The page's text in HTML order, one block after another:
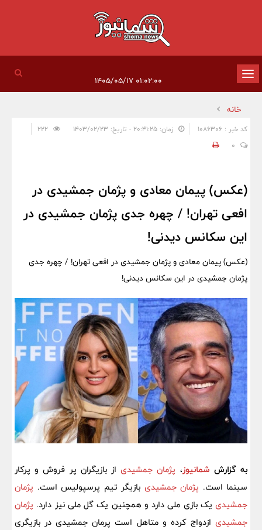
تغییر
وضعیت
ناوبری
خانه
کد خبر : 1086306 زمان: ۲۰:۴۱:۲۵ - تاریخ: ۱۴۰۳/۰۲/۲۳
0
(عکس) پیمان معادی و پژمان جمشیدی در
افعی تهران! / چهره جدی پژمان جمشیدی در
این سکانس دیدنی!
(عکس) پیمان معادی و پژمان جمشیدی در افعی تهران! / چهره جدی
پژمان جمشیدی در این سکانس دیدنی!
به گزارش شمانیوز، پژمان جمشیدیاز بازیگران پر فروش و پرکار
سینما است. پژمان جمشیدی بازیگر تیم پرسپولیس است. پژمان
جمشیدی یک بازی ملی دارد و همچنین یک گل ملی نیز دارد. پژمان
جمشیدی ازدواج کرده و متاهل است پرمان جمشیدی در بازیگری